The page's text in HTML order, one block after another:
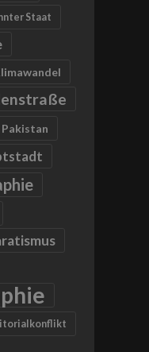
Staat
Pakistan